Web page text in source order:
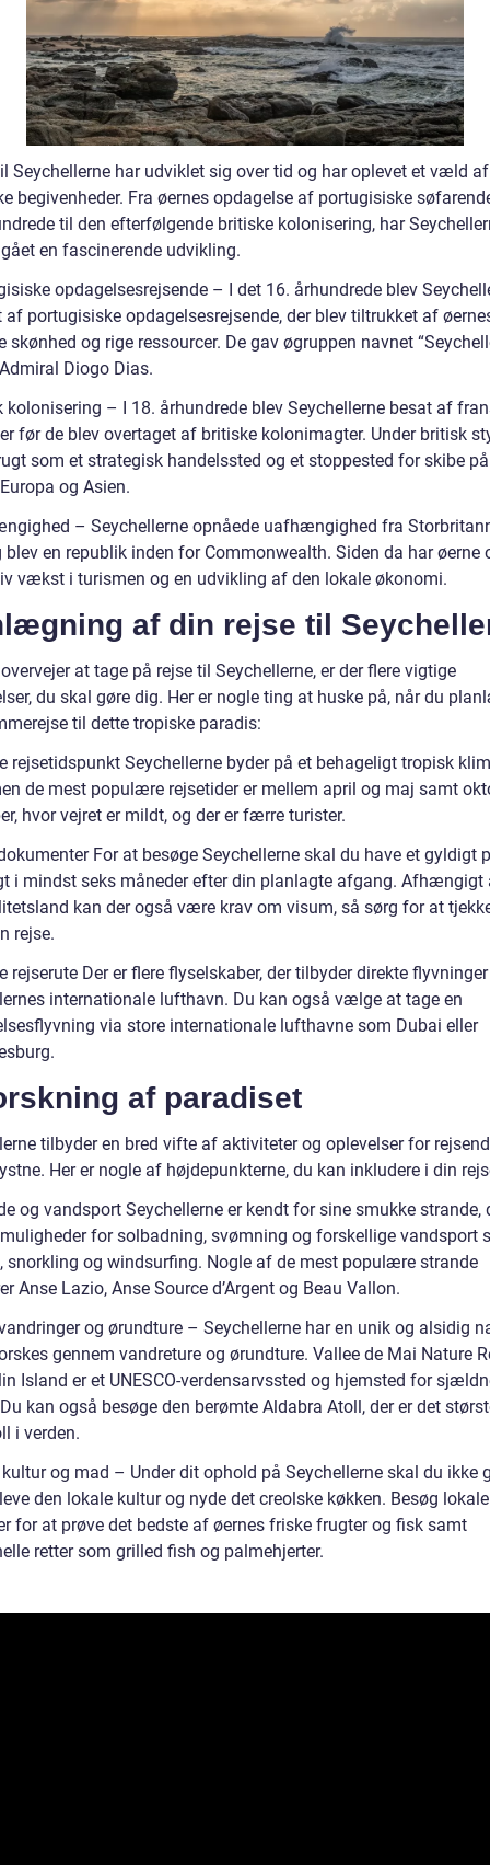
Seychellerne har udviklet sig over tid og har oplevet et væld af
begivenheder. Fra øernes opdagelse af portugisiske
til den efterfølgende britiske kolonisering, har
en fascinerende udvikling.
opdagelsesrejsende – I det 16. århundrede blev
af portugisiske opdagelsesrejsende, der blev tiltrukket af
skønhed og rige ressourcer. De gav øgruppen navnet
Diogo Dias.
kolonisering – I 18. århundrede blev Seychellerne besat af
før de blev overtaget af britiske kolonimagter. Under britisk
som et strategisk handelssted og et stoppested for skibe
og Asien.
– Seychellerne opnåede uafhængighed fra
blev en republik inden for Commonwealth. Siden da har øerne
vækst i turismen og en udvikling af den lokale økonomi.
af din rejse til
at tage på rejse til Seychellerne, er der flere vigtige
du skal gøre dig. Her er nogle ting at huske på, når du
til dette tropiske paradis:
rejsetidspunkt Seychellerne byder på et behageligt tropisk
de mest populære rejsetider er mellem april og maj samt
hvor vejret er mildt, og der er færre turister.
For at besøge Seychellerne skal du have et gyldigt
i mindst seks måneder efter din planlagte afgang. Afhængigt
kan der også være krav om visum, så sørg for at
rejse.
rejserute Der er flere flyselskaber, der tilbyder direkte
internationale lufthavn. Du kan også vælge at tage en
via store internationale lufthavne som Dubai eller
af paradiset
tilbyder en bred vifte af aktiviteter og oplevelser for
Her er nogle af højdepunkterne, du kan inkludere i din
og vandsport Seychellerne er kendt for sine smukke strande,
for solbadning, svømning og forskellige vandsport
snorkling og windsurfing. Nogle af de mest populære strande
Anse Lazio, Anse Source d’Argent og Beau Vallon.
og ørundture – Seychellerne har en unik og alsidig
gennem vandreture og ørundture. Vallee de Mai Nature
Island er et UNESCO-verdensarvssted og hjemsted for
kan også besøge den berømte Aldabra Atoll, der er det
i verden.
og mad – Under dit ophold på Seychellerne skal du ikke
den lokale kultur og nyde det creolske køkken. Besøg lokale
for at prøve det bedste af øernes friske frugter og fisk samt
retter som grilled fish og palmehjerter.